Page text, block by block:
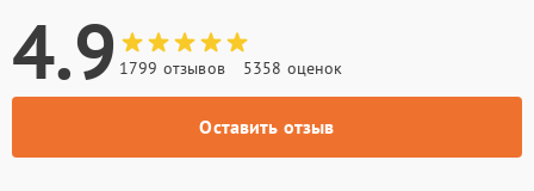
4.9 1799 отзывов 5358 оценок
Оставить отзыв